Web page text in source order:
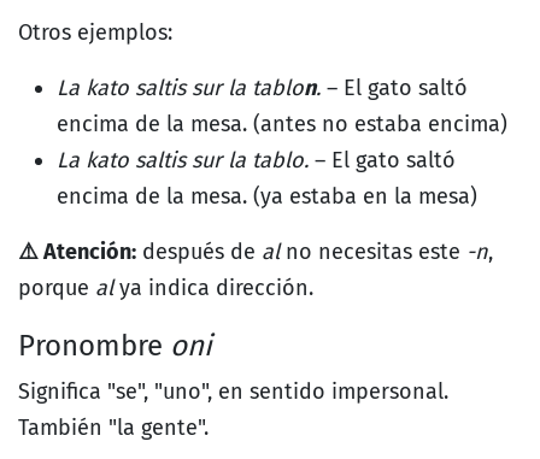
Otros ejemplos:
La kato saltis sur la tablon. – El gato saltó
encima de la mesa. (antes no estaba encima)
La kato saltis sur la tablo. – El gato saltó
encima de la mesa. (ya estaba en la mesa)
⚠️ Atención: después de alno necesitas este -n,
porque alya indica dirección.
Pronombre oni
Significa "se", "uno", en sentido impersonal.
También "la gente".